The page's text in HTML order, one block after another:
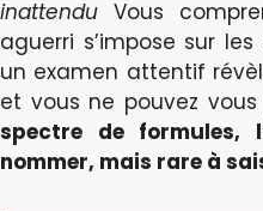
inattendu Vous
aguerri s’impose sur
un examen attentif
et vous ne pouvez vous
spectre de formules,
nommer, mais rare à